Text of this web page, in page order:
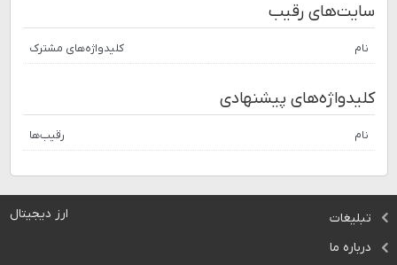
سایت‌های رقیب
نام کلیدواژه‌های مشترک
کلیدواژه‌های پیشنهادی
نام رقیب‌ها
ارز دیجیتال
تبلیغات
درباره ما